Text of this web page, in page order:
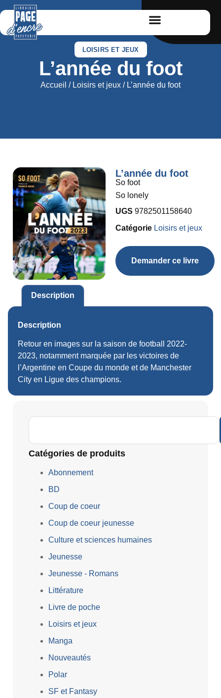
LOISIRS ET JEUX
L’année du foot
Accueil / Loisirs et jeux / L’année du foot
L’année du foot
So foot
So lonely
UGS 9782501158640
Catégorie Loisirs et jeux
Demander ce livre
Description
Description
Retour en images sur la saison de football 2022-
2023, notamment marquée par les victoires de
l’Argentine en Coupe du monde et de Manchester
City en Ligue des champions.
Catégories de produits
Abonnement
BD
Coup de coeur
Coup de coeur jeunesse
Culture et sciences humaines
Jeunesse
Jeunesse - Romans
Littérature
Livre de poche
Loisirs et jeux
Manga
Nouveautés
Polar
SF et Fantasy